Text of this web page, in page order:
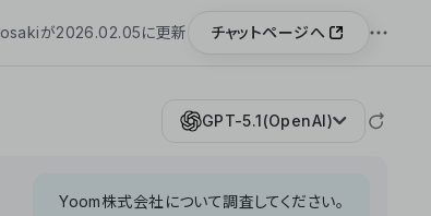
が2026.02.05に更新 チャットページへ
GPT-5.1(OpenAI)
Yoom株式会社について調査してください。